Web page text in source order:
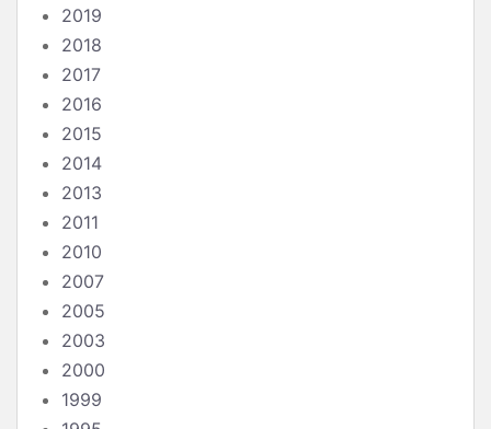
2019
2018
2017
2016
2015
2014
2013
2011
2010
2007
2005
2003
2000
1999